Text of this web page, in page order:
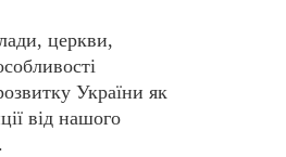
церкви,
України як
від нашого